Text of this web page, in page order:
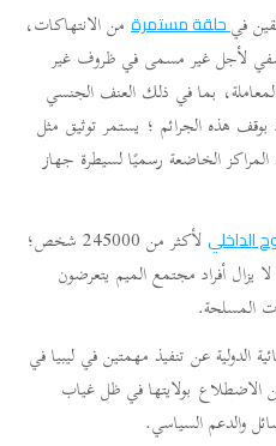
فيحلقة مستمرة من الانتهاكات،
لأجل غير مسمى في ظروف غير
بما في ذلك العنف الجنسي
بوقف هذه الجرائم ؛ يستمر توثيق مثل
بما في ذلك المراكز الخاضعة رسميًا لسيطرة جهاز
الداخلي
لأكثر من 245000 شخص؛
يزال أفراد مجتمع الميم يتعرضون
المسلحة.
الدولية عن تنفيذ مهمتين في ليبيا في
الاضطلاع بولايتها في ظل غياب
والدعم السياسي.